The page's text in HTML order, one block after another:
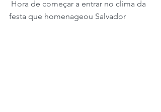
festa que homenageou Salvador